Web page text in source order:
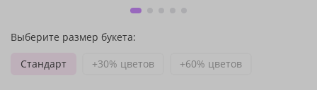
Выберите размер букета:
Стандарт
+30% цветов +60% цветов